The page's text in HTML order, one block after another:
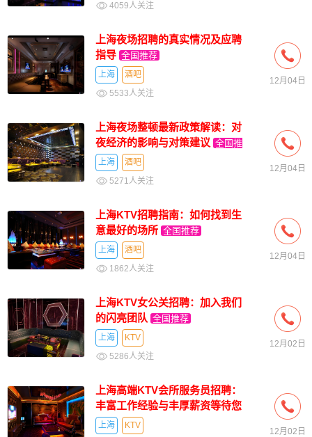
4059人关注
上海夜场招聘的真实情况及应聘
指导 全国推荐
上海
酒吧
5533人关注
12月04日
上海夜场整顿最新政策解读：对
夜经济的影响与对策建议 全国推
荐
上海
酒吧
5271人关注
12月04日
上海KTV招聘指南：如何找到生
意最好的场所 全国推荐
上海
酒吧
1862人关注
12月04日
上海KTV女公关招聘：加入我们
的闪亮团队 全国推荐
上海
KTV
5286人关注
12月02日
上海高端KTV会所服务员招聘：
丰富工作经验与丰厚薪资等待您
全国推荐
上海
KTV
12月02日